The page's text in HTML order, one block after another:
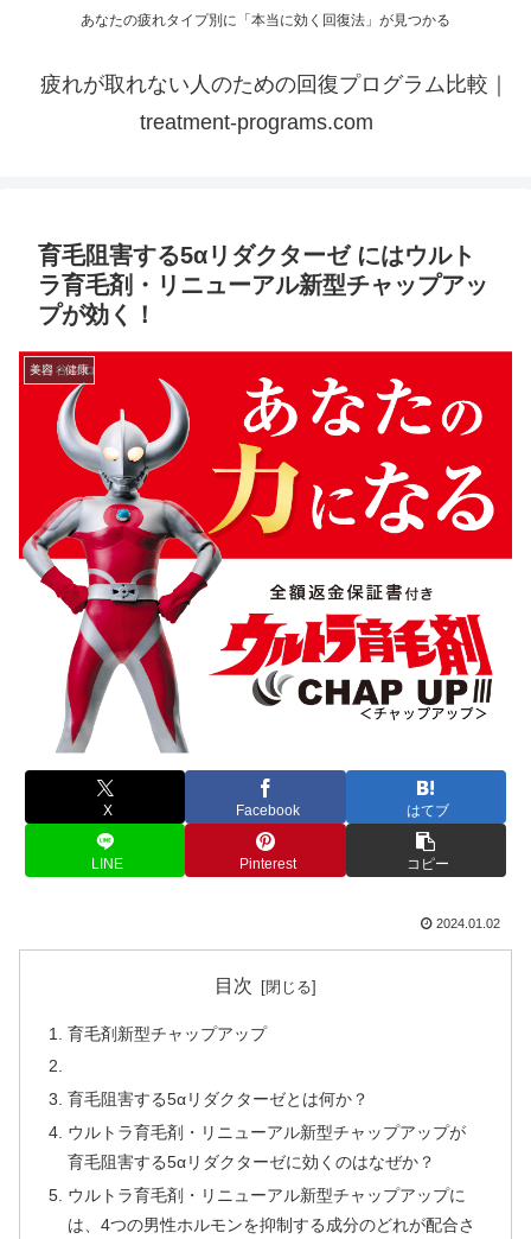
あなたの疲れタイプ別に「本当に効く回復法」が見つかる
疲れが取れない人のための回復プログラム比較｜
treatment-programs.com
育毛阻害する5αリダクターゼ にはウルト
ラ育毛剤・リニューアル新型チャップアッ
プが効く！
美容・健康
X Facebook はてブ
LINE Pinterest コピー
2024.01.02
目次
育毛剤新型チャップアップ
育毛阻害する5αリダクターゼとは何か？
ウルトラ育毛剤・リニューアル新型チャップアップが
育毛阻害する5αリダクターゼに効くのはなぜか？
ウルトラ育毛剤・リニューアル新型チャップアップに
は、4つの男性ホルモンを抑制する成分のどれが配合さ